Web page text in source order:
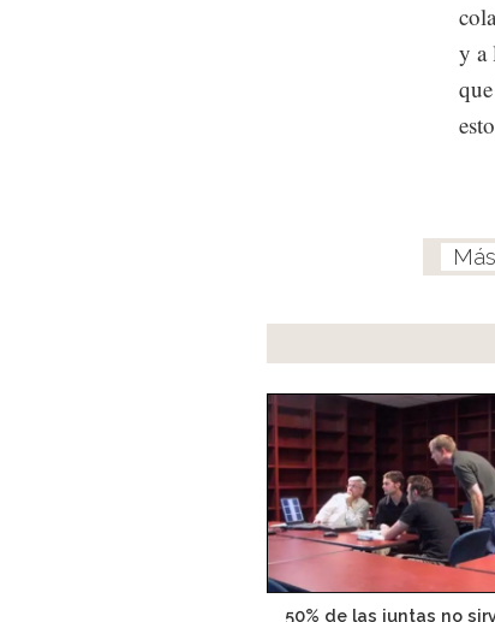
y a
50% de las juntas no